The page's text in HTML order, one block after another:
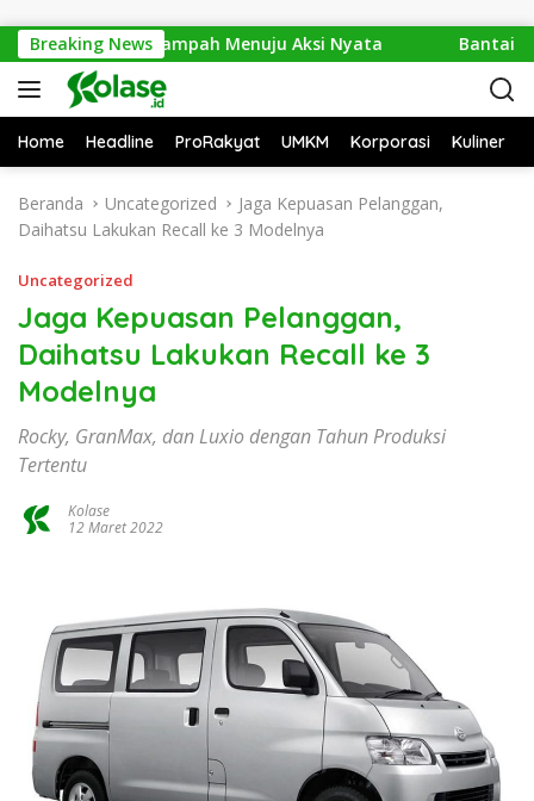
Breaking News
Dari Isu Sampah Menuju Aksi Nyata Bantai 2.600
Home Headline ProRakyat UMKM Korporasi Kuliner
Beranda Uncategorized
Jaga Kepuasan Pelanggan,
Daihatsu Lakukan Recall ke 3 Modelnya
Uncategorized
Jaga Kepuasan Pelanggan,
Daihatsu Lakukan Recall ke 3
Modelnya
Rocky, GranMax, dan Luxio dengan Tahun Produksi
Tertentu
Kolase
12 Maret 2022